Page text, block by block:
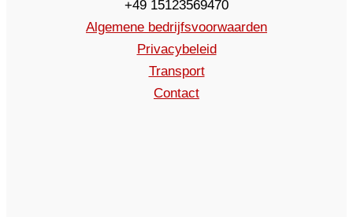
+49 15123569470
Algemene bedrijfsvoorwaarden
Privacybeleid
Transport
Contact